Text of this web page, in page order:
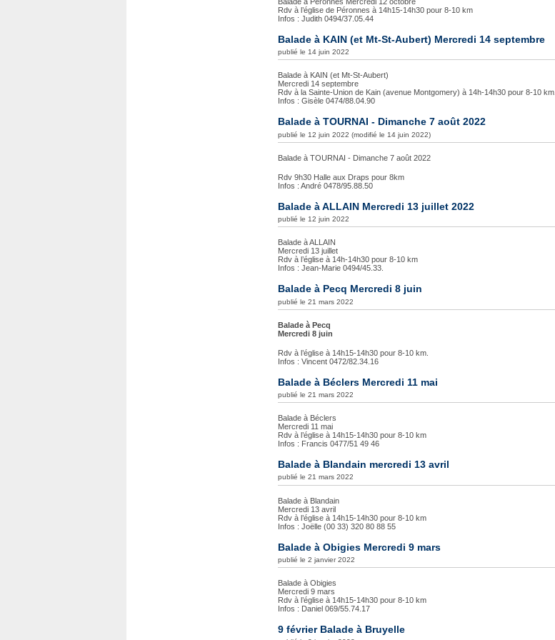
Rdv à l’église de Péronnes à 14h15-14h30 pour 8-10 km
Infos : Judith 0494/37.05.44
Balade à KAIN (et Mt-St-Aubert) Mercredi 14 septembre
publié le 14 juin 2022
Balade à KAIN (et Mt-St-Aubert)
Mercredi 14 septembre
Rdv à la Sainte-Union de Kain (avenue Montgomery) à 14h-14h30 pour 8-10 km.
Infos : Gisèle 0474/88.04.90
Balade à TOURNAI - Dimanche 7 août 2022
publié le 12 juin 2022 (modifié le 14 juin 2022)
Balade à TOURNAI - Dimanche 7 août 2022
Rdv 9h30 Halle aux Draps pour 8km
Infos : André 0478/95.88.50
Balade à ALLAIN Mercredi 13 juillet 2022
publié le 12 juin 2022
Balade à ALLAIN
Mercredi 13 juillet
Rdv à l’église à 14h-14h30 pour 8-10 km
Infos : Jean-Marie 0494/45.33.
Balade à Pecq Mercredi 8 juin
publié le 21 mars 2022
Balade à Pecq
Mercredi 8 juin
Rdv à l’église à 14h15-14h30 pour 8-10 km.
Infos : Vincent 0472/82.34.16
Balade à Béclers Mercredi 11 mai
publié le 21 mars 2022
Balade à Béclers
Mercredi 11 mai
Rdv à l’église à 14h15-14h30 pour 8-10 km
Infos : Francis 0477/51 49 46
Balade à Blandain mercredi 13 avril
publié le 21 mars 2022
Balade à Blandain
Mercredi 13 avril
Rdv à l’église à 14h15-14h30 pour 8-10 km
Infos : Joëlle (00 33) 320 80 88 55
Balade à Obigies Mercredi 9 mars
publié le 2 janvier 2022
Balade à Obigies
Mercredi 9 mars
Rdv à l’église à 14h15-14h30 pour 8-10 km
Infos : Daniel 069/55.74.17
9 février Balade à Bruyelle